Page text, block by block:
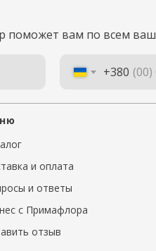
поможет вам по всем
+380
и оплата
и ответы
с Примафлора
отзыв